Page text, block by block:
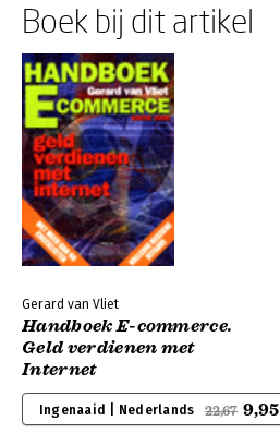
Boek bij dit artikel
Gerard van Vliet
Handboek E-commerce.
Geld verdienen met
Internet
Ingenaaid | Nederlands 22,67 9,95